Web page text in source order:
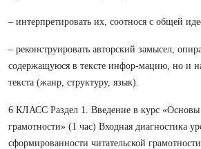
– интерпретировать их, соотнося с общей
– реконструировать авторский замысел,
содержащуюся в тексте инфор-мацию, но и
текста (жанр, структуру, язык).
6 КЛАСС Раздел 1. Введение в курс «Основы
грамотности» (1 час) Входная диагностика
сформированности читательской